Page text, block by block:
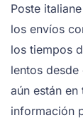
Poste
los envíos
los tiempos
lentos
aún están
información